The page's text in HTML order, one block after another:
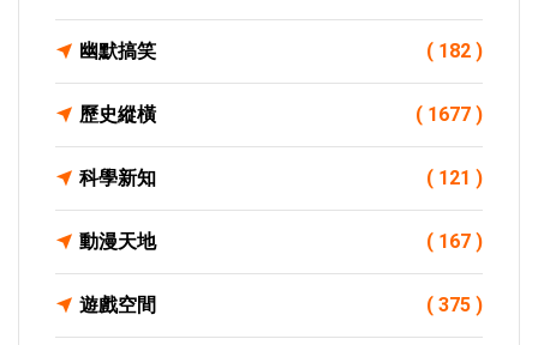
幽默搞笑 ( 182 )
歷史縱橫 ( 1677 )
科學新知 ( 121 )
動漫天地 ( 167 )
遊戲空間 ( 375 )